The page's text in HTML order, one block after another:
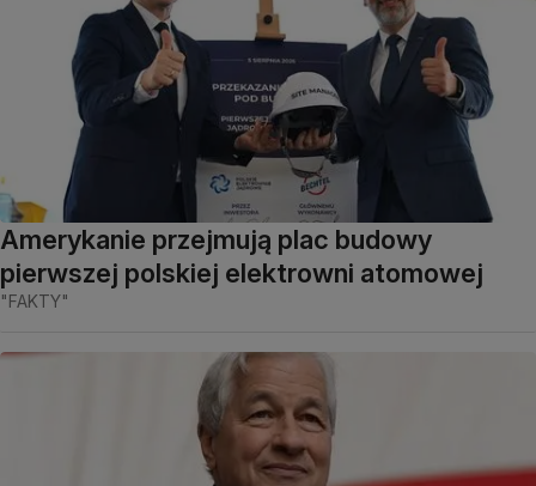
Amerykanie przejmują plac budowy
pierwszej polskiej elektrowni atomowej
"FAKTY"